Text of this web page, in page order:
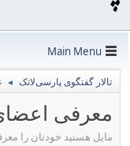
Main Menu
تالار گفتگوی پارسی‌لاتک ◄
معرفی
مایل هستید خودتان را